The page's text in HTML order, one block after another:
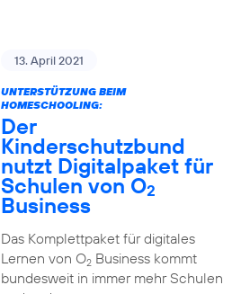
13. April 2021
UNTERSTÜTZUNG BEIM
HOMESCHOOLING:
Der
Kinderschutzbund
nutzt Digitalpaket für
Schulen von O2
Business
Das Komplettpaket für digitales
Lernen von O2Business kommt
bundesweit in immer mehr Schulen